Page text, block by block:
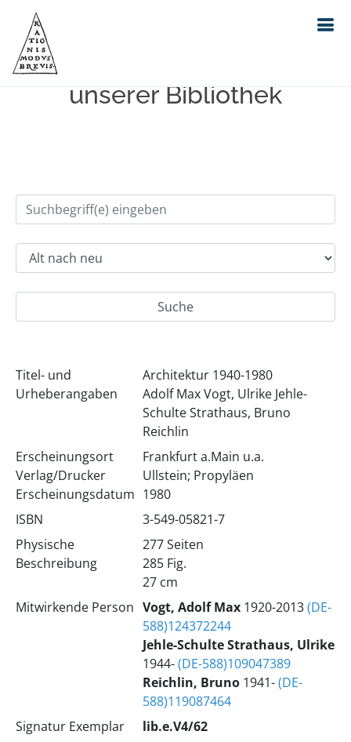
Einfache Suche im Bestand
unserer Bibliothek
Titel- und
Urheberangaben
Architektur 1940-1980
Adolf Max Vogt, Ulrike Jehle-
Schulte Strathaus, Bruno
Reichlin
Erscheinungsort
Verlag/Drucker
Erscheinungsdatum
Frankfurt a.Main u.a.
Ullstein; Propyläen
1980
ISBN
3-549-05821-7
Physische
Beschreibung
277 Seiten
285 Fig.
27 cm
Mitwirkende Person Vogt, Adolf Max1920-2013(DE-
588)124372244
Jehle-Schulte Strathaus, Ulrike
1944-(DE-588)109047389
Reichlin, Bruno1941-(DE-
588)119087464
Signatur Exemplar
lib.e.V4/62